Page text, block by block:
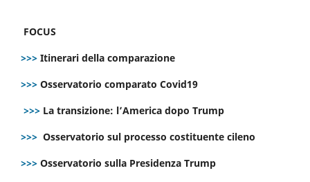
FOCUS
>>> Itinerari della comparazione
>>> Osservatorio comparato Covid19
>>> La transizione: l’America dopo Trump
>>> Osservatorio sul processo costituente cileno
>>> Osservatorio sulla Presidenza Trump